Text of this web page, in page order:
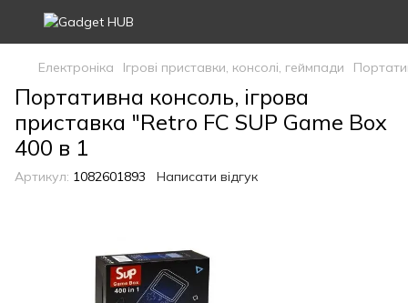
Електроніка Ігрові приставки, консолі, геймпади
Портативна консоль, ігрова
приставка "Retro FC SUP Game Box
400 в 1
Артикул: 1082601893 Написати відгук